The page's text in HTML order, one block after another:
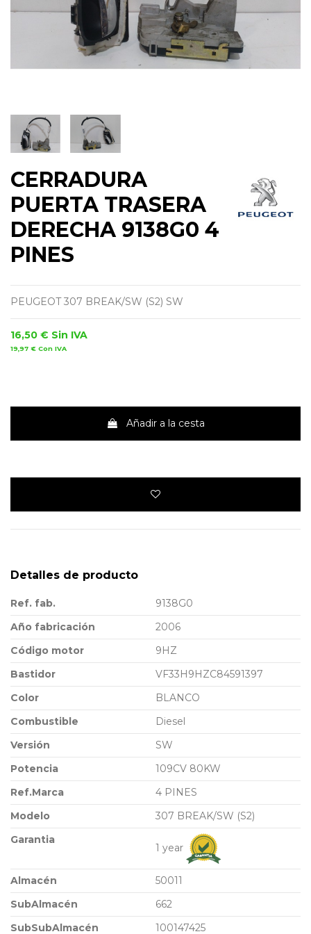
CERRADURA
PUERTA TRASERA
DERECHA 9138G0 4
PINES
PEUGEOT 307 BREAK/SW (S2) SW
16,50 € Sin IVA
19,97 € Con IVA
Añadir a la cesta
Detalles de producto
Ref. fab.
9138G0
Año fabricación
2006
Código motor
9HZ
Bastidor
VF33H9HZC84591397
Color
BLANCO
Combustible
Diesel
Versión
SW
Potencia
109CV 80KW
Ref.Marca
4 PINES
Modelo
307 BREAK/SW (S2)
Garantia
1 year
Almacén
50011
SubAlmacén
662
SubSubAlmacén
100147425